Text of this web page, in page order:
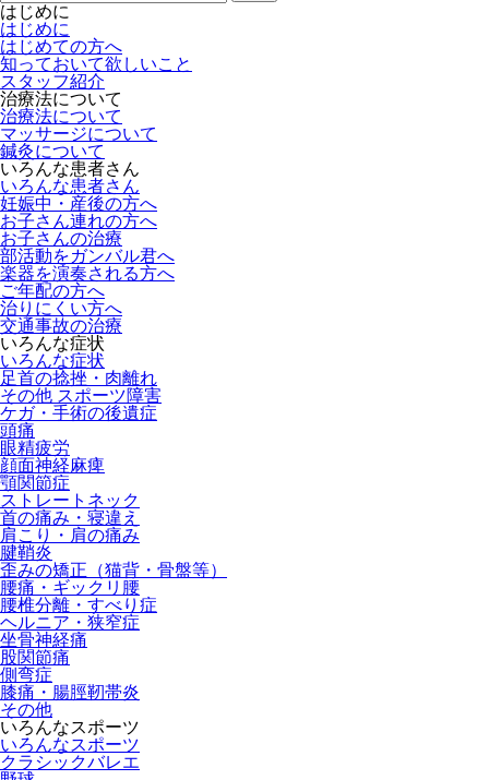
はじめに
はじめに
はじめての方へ
知っておいて欲しいこと
スタッフ紹介
治療法について
治療法について
マッサージについて
鍼灸について
いろんな患者さん
いろんな患者さん
妊娠中・産後の方へ
お子さん連れの方へ
お子さんの治療
部活動をガンバル君へ
楽器を演奏される方へ
ご年配の方へ
治りにくい方へ
交通事故の治療
いろんな症状
いろんな症状
足首の捻挫・肉離れ
その他 スポーツ障害
ケガ・手術の後遺症
頭痛
眼精疲労
顔面神経麻痺
顎関節症
ストレートネック
首の痛み・寝違え
肩こり・肩の痛み
腱鞘炎
歪みの矯正（猫背・骨盤等）
腰痛・ギックリ腰
腰椎分離・すべり症
ヘルニア・狭窄症
坐骨神経痛
股関節痛
側弯症
膝痛・腸脛靭帯炎
その他
いろんなスポーツ
いろんなスポーツ
クラシックバレエ